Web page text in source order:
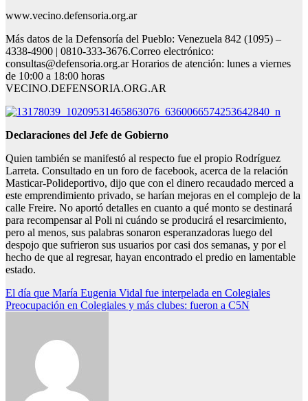
www.vecino.defensoria.org.ar
Más datos de la Defensoría del Pueblo: Venezuela 842 (1095) –
4338-4900 | 0810-333-3676.Correo electrónico:
consultas@defensoria.org.ar Horarios de atención: lunes a viernes
de 10:00 a 18:00 horas
VECINO.DEFENSORIA.ORG.AR
Declaraciones del Jefe de Gobierno
Quien también se manifestó al respecto fue el propio Rodríguez
Larreta. Consultado en un foro de facebook, acerca de la relación
Masticar-Polideportivo, dijo que con el dinero recaudado merced a
este emprendimiento privado, se harían mejoras en el complejo de la
calle Freire. No aportó detalles en cuanto a qué monto se destinará
para recompensar al Poli ni cuándo se producirá el resarcimiento,
pero al menos, sus palabras sonaron esperanzadoras luego del
despojo que sufrieron sus usuarios por casi dos semanas, y por el
hecho de que al regresar, hayan encontrado el predio en lamentable
estado.
Navegación
de
El día que María Eugenia Vidal fue interpelada en Colegiales
Preocupación en Colegiales y más clubes: fueron a C5N